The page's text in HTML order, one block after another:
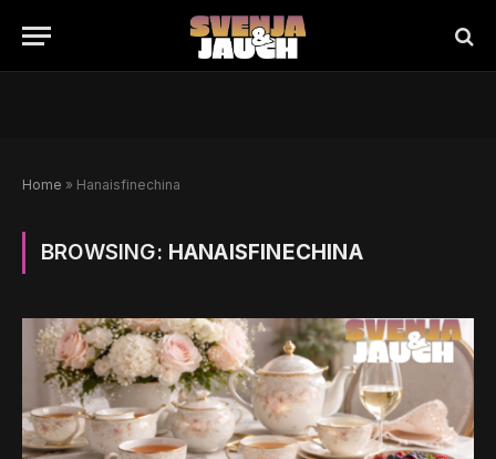
Home » Hanaisfinechina
BROWSING: HANAISFINECHINA